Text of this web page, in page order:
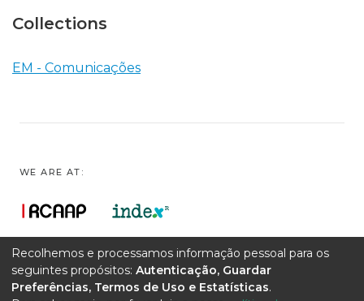
Collections
EM - Comunicações
WE ARE AT:
Recolhemos e processamos informação pessoal para os
seguintes propósitos: Autenticação, Guardar
Preferências, Termos de Uso e Estatísticas.